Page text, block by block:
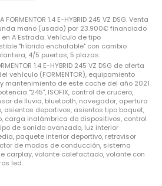
1.4 E-HYBRID 245 VZ DSG. Venta
mano (usado) por 23.900€ financiado
A Estrada. Vehículo de tipo
"híbrido enchufable" con cambio
4/5 puertas, 5 plazas.
1.4 E-HYBRID 245 VZ DSG de oferta
vehículo (FORMENTOR), equipamiento
mantenimiento de este coche del año 2021
"245", ISOFIX, control de crucero,
de lluvia, bluetooth, navegador, apertura
asientos deportivos, asientos tipo baquet,
carga inalámbrica de dispositivos, control
de sonido avanzado, luz interior
paquete interior deportivo, retrovisor
de modos de conducción, sistema
carplay, volante calefactado, volante con
led.